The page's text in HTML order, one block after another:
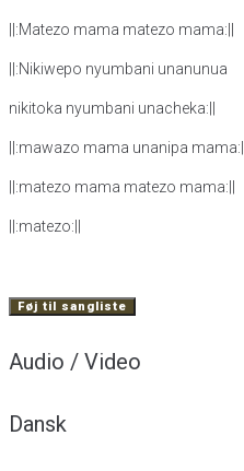
||:Matezo mama matezo mama:||
||:Nikiwepo nyumbani unanunua
nikitoka nyumbani unacheka:||
||:mawazo mama unanipa mama:||
||:matezo mama matezo mama:||
||:matezo:||
Føj til sangliste
Audio / Video
Dansk